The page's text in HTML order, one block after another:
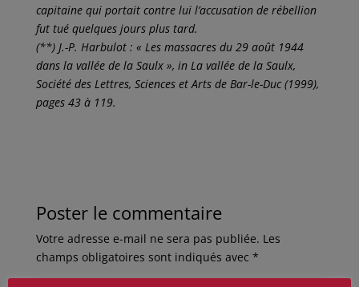
capitaine qui portait contre lui l’accusation de rébellion
fut tué quelques jours plus tard.
(**) J.-P. Harbulot : « Les massacres du 29 août 1944
dans la vallée de la Saulx », in La vallée de la Saulx,
Société des Lettres, Sciences et Arts de Bar-le-Duc (1999),
pages 43 à 119.
Poster le commentaire
Votre adresse e-mail ne sera pas publiée. Les
champs obligatoires sont indiqués avec *